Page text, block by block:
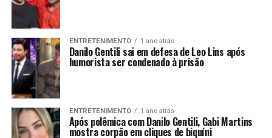
ENTRETENIMENTO 1 ano atrás
Danilo Gentili sai em defesa de Leo Lins após
humorista ser condenado à prisão
ENTRETENIMENTO 1 ano atrás
Após polêmica com Danilo Gentili, Gabi Martins
mostra corpão em cliques de biquíni